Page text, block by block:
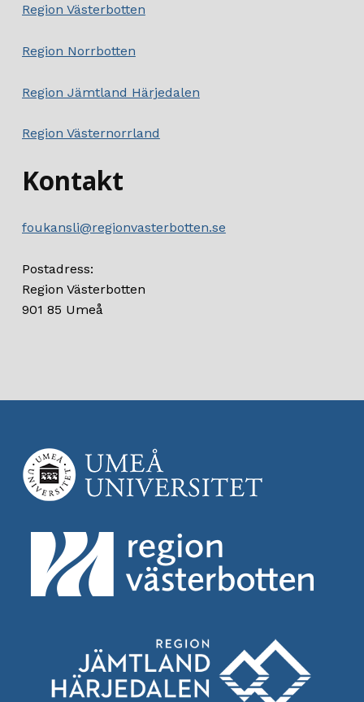
Region Västerbotten
Region Norrbotten
Region Jämtland Härjedalen
Region Västernorrland
Kontakt
foukansli@regionvasterbotten.se
Postadress:
Region Västerbotten
901 85 Umeå